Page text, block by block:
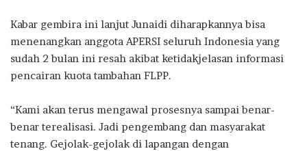
Kabar gembira ini lanjut Junaidi diharapkannya bisa
menenangkan anggota APERSI seluruh Indonesia yang
sudah 2 bulan ini resah akibat ketidakjelasan informasi
pencairan kuota tambahan FLPP.
“Kami akan terus mengawal prosesnya sampai benar-
benar terealisasi. Jadi pengembang dan masyarakat
tenang. Gejolak-gejolak di lapangan dengan